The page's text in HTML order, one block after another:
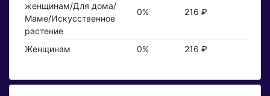
женщинам/Для дома/
Маме/Искусственное
растение
0% 216 ₽
Женщинам 0% 216 ₽